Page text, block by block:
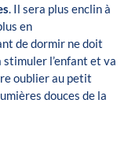
. Il sera plus enclin à
en
dedormir nedoit
stimuler l’enfant et va
oublier au petit
douces de la